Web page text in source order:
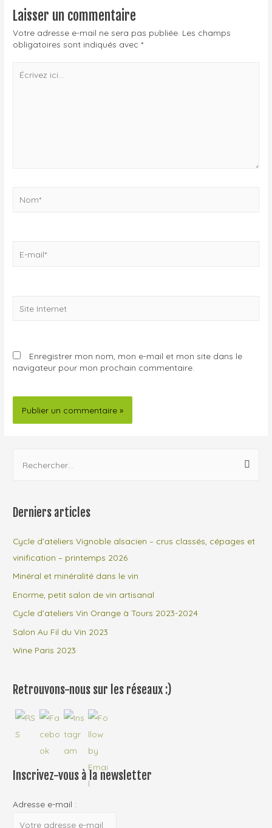
Laisser un commentaire
Votre adresse e-mail ne sera pas publiée. Les champs
obligatoires sont indiqués avec*
Enregistrer mon nom, mon e-mail et mon site dans le
navigateur pour mon prochain commentaire.
Derniers articles
Cycle d’ateliers Vignoble alsacien – crus classés, cépages et
vinification – printemps 2026
Minéral et minéralité dans le vin
Enorme, petit salon de vin artisanal
Cycle d’ateliers Vin Orange à Tours 2023-2024
Salon Au Fil du Vin 2023
Wine Paris 2023
Retrouvons-nous sur les réseaux :)
Inscrivez-vous à la newsletter
Adresse e-mail :